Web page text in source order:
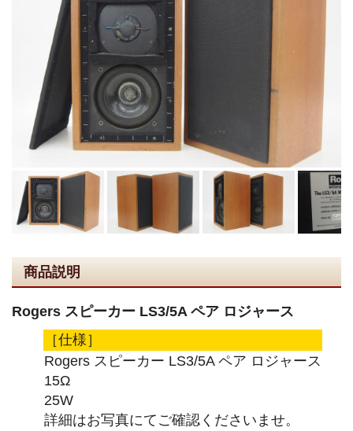
商品説明
Rogers スピーカー LS3/5A ペア ロジャース
［仕様］
Rogers スピーカー LS3/5A ペア ロジャース
15Ω
25W
詳細はお写真にてご確認くださいませ。